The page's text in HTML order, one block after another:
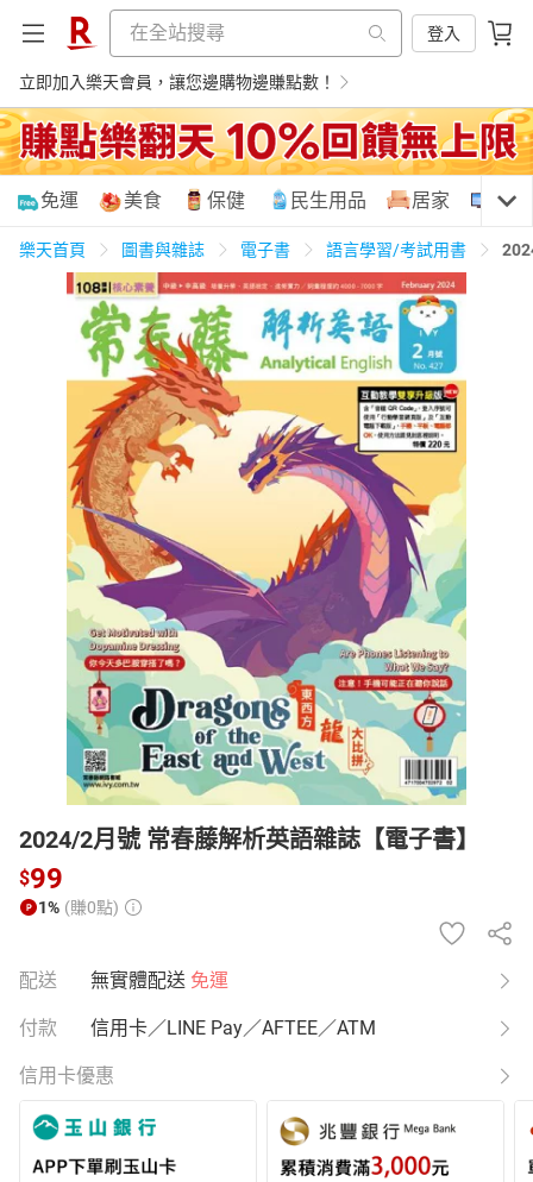
登入
立即加入樂天會員，讓您邊購物邊賺點數！
購物網分類
天天免運 美食蛋糕 養生保健 民生用品
居家生活 3C家電 運動休閒 親子玩具
女裝 化妝保養 情趣用品
日本購物 電子/紙本書
HOT
免運 美食 保健 民生用品 居家 3C
樂天首頁 圖書與雜誌 電子書 語言學習/考試用書
2024/2月號 常春藤解析英語雜誌【電子書】
$99
1% (賺0點)
配送 無實體配送 免運
付款 信用卡／LINE Pay／AFTEE／ATM
信用卡優惠